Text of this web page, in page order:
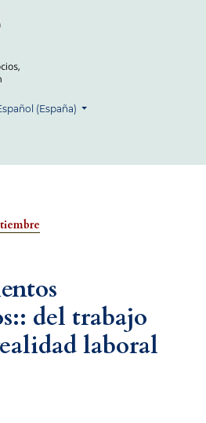
(España)
del trabajo
laboral